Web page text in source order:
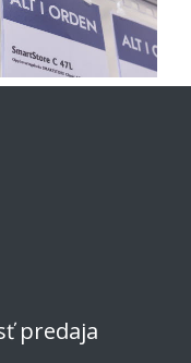
predaja